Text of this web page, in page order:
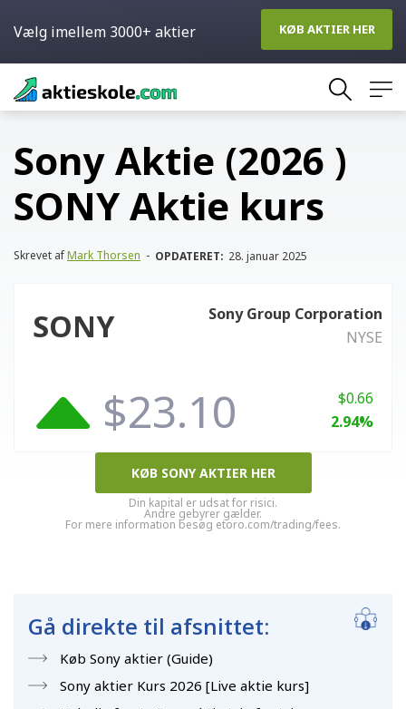
Skip
to
Sony Aktie (2026 )
SONY Aktie kurs
Skrevet afMark Thorsen - OPDATERET: 28. januar 2025
SONY
Sony Group Corporation
NYSE
$23.10
$0.66
2.94%
KØB SONY AKTIER HER
Din kapital er udsat for risici.
Andre gebyrer gælder.
For mere information besøg etoro.com/trading/fees.
Gå direkte til afsnittet:
Køb Sony aktier (Guide)
Sony aktier Kurs 2026 [Live aktie kurs]
Vælg imellem 3000+ aktier KØB AKTIER HER